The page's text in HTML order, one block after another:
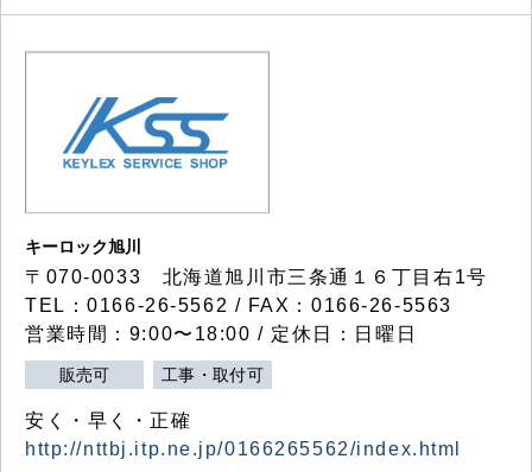
キーロック旭川
〒070-0033 北海道旭川市三条通１６丁目右1号
TEL：0166-26-5562 / FAX：0166-26-5563
営業時間：9:00〜18:00 / 定休日：日曜日
販売可 工事・取付可
安く・早く・正確
http://nttbj.itp.ne.jp/0166265562/index.html